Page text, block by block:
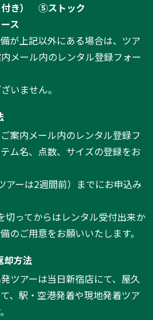
き）
⑤ストック
ス
が上記以外にある場合は、ツア
メール内のレンタル登録フォー
いません。
案内メール内のレンタル登録フ
ム名、点数、サイズの登録をお
アーは2週間前）までにお申込み
切ってからはレンタル受付出来か
のご用意をお願いいたします。
却方法
ツアーは当日新宿店にて、屋久
、駅・空港発着や現地発着ツア